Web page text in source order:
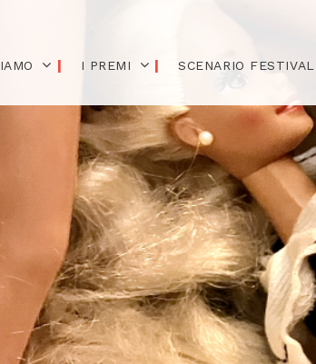
I PREMI SCENARIO FESTIVAL